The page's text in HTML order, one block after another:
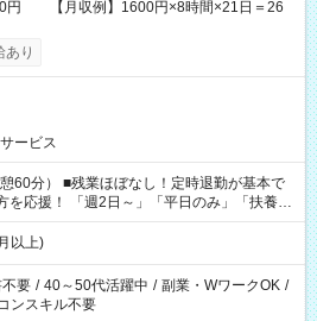
円 【月収例】1600円×8時間×21日＝26
あり
ービス
60分） ■残業ほぼなし！定時退勤が基本で
を応援！ 「週2日～」「平日のみ」「扶養内
の生活に合わせた相談が可能。 無理な連勤
自分のペースを大切にしながら、長く安心
（夫）の方も無理なく続けていただけま
以上)
不要 / 40～50代活躍中 / 副業・WワークOK /
ンスキル不要